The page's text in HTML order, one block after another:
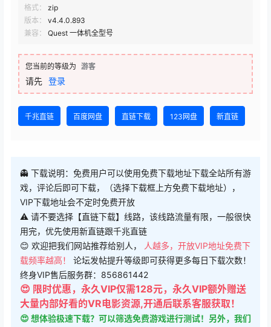
格式：
zip
版本：
v4.4.0.893
兼容：
Quest 一体机全型号
您当前的等级为 游客
请先 登录
千兆直链 百度网盘 直链下载 123网盘 新直链
👻 下载说明：免费用户可以使用免费下载地址下载全站所有游
戏，评论后即可下载，（选择下载框上方免费下载地址），
VIP下载地址会不定时免费开放
⚠ 请不要选择【直链下载】线路，该线路流量有限，一般很快
用完，优先使用新直链跟千兆直链
😊 欢迎把我们网站推荐给别人，
人越多，开放VIP地址免费下
载频率越高！ 论坛发帖提升等级即可获得更多每日下载次数！
终身VIP售后服务群：856861442
😍 限时优惠，永久VIP仅需128元，永久VIP额外赠送
大量内部好看的VR电影资源,开通后联系客服获取！
😍 想体验极速下载？可以筛选免费游戏进行测试！另外，我们